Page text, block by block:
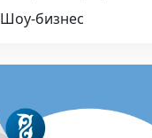
Шоу-бизнес